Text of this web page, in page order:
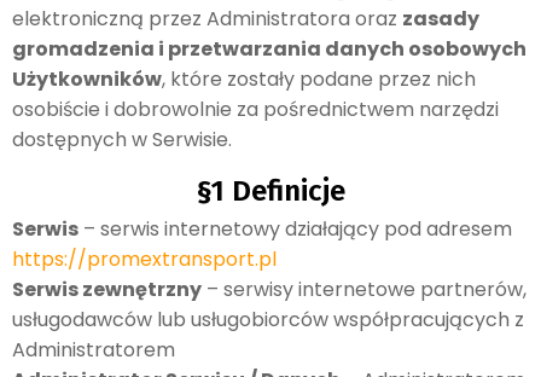
elektroniczną przez Administratora oraz zasady
gromadzenia i przetwarzania danych osobowych
Użytkowników, które zostały podane przez nich
osobiście i dobrowolnie za pośrednictwem narzędzi
dostępnych w Serwisie.
§1 Definicje
Serwis – serwis internetowy działający pod adresem
https://promextransport.pl
Serwis zewnętrzny – serwisy internetowe partnerów,
usługodawców lub usługobiorców współpracujących z
Administratorem